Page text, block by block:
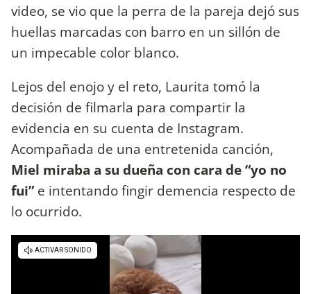
video, se vio que la perra de la pareja dejó sus
huellas marcadas con barro en un sillón de
un impecable color blanco.
Lejos del enojo y el reto, Laurita tomó la
decisión de filmarla para compartir la
evidencia en su cuenta de Instagram.
Acompañada de una entretenida canción,
Miel miraba a su dueña con cara de “yo no
fui”e intentando fingir demencia respecto de
lo ocurrido.